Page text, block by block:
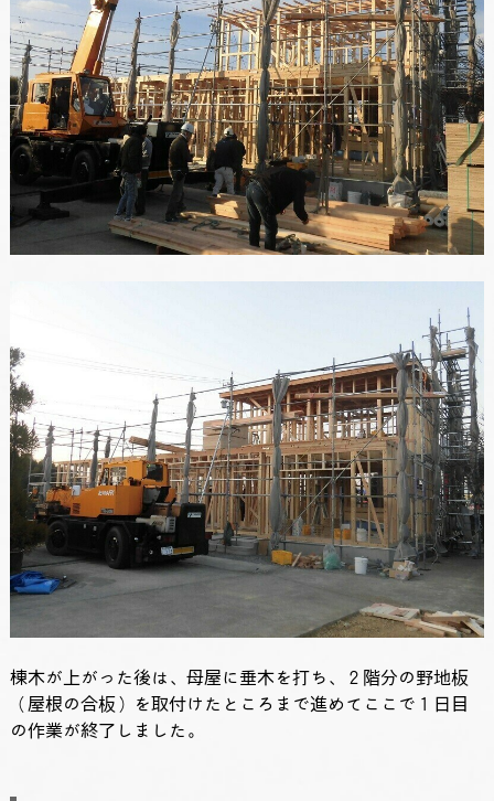
棟木が上がった後は、母屋に垂木を打ち、２階分の野地板
（屋根の合板）を取付けたところまで進めてここで１日目
の作業が終了しました。